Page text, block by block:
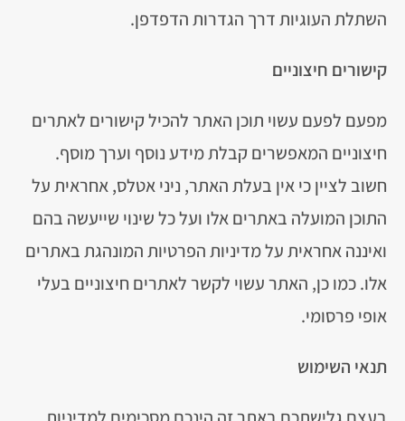
השתלת העוגיות דרך הגדרות הדפדפן.
קישורים חיצוניים
מפעם לפעם עשוי תוכן האתר להכיל קישורים לאתרים
חיצוניים המאפשרים קבלת מידע נוסף וערך מוסף.
חשוב לציין כי אין בעלת האתר, ניני אטלס, אחראית על
התוכן המועלה באתרים אלו ועל כל שינוי שייעשה בהם
ואיננה אחראית על מדיניות הפרטיות המונהגת באתרים
אלו.כמו כן, האתר עשוי לקשר לאתרים חיצוניים בעלי
אופי פרסומי.
תנאי השימוש